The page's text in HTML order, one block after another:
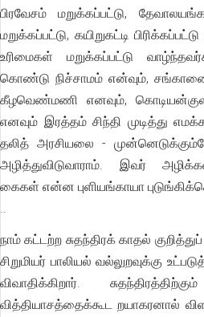
பிரவேசம் மறுக்கப்பட்டு,
மறுக்கப்பட்டு, கயிறுகட்டி
உரிமைகள் மறுக்கப்பட்டு
கொண்டு நிச்சாமம் என்வும்,
கீழவெண்மணி எனவும்,
எனவும் இரத்தம் சிந்தி முடித்து
தலித் அரசியலை -
அழித்துவிடுவாராம். இவர்
கைகள் என்ன புளியங்காயா
..
நாம் கட்டற்ற சுதந்திரக் காதல்
சிறுமியர் பாலியல் வல்லுறவுக்கு
விவாதிக்கிறார்.
வித்தியாசத்தைக்கூட றயாகரனால்